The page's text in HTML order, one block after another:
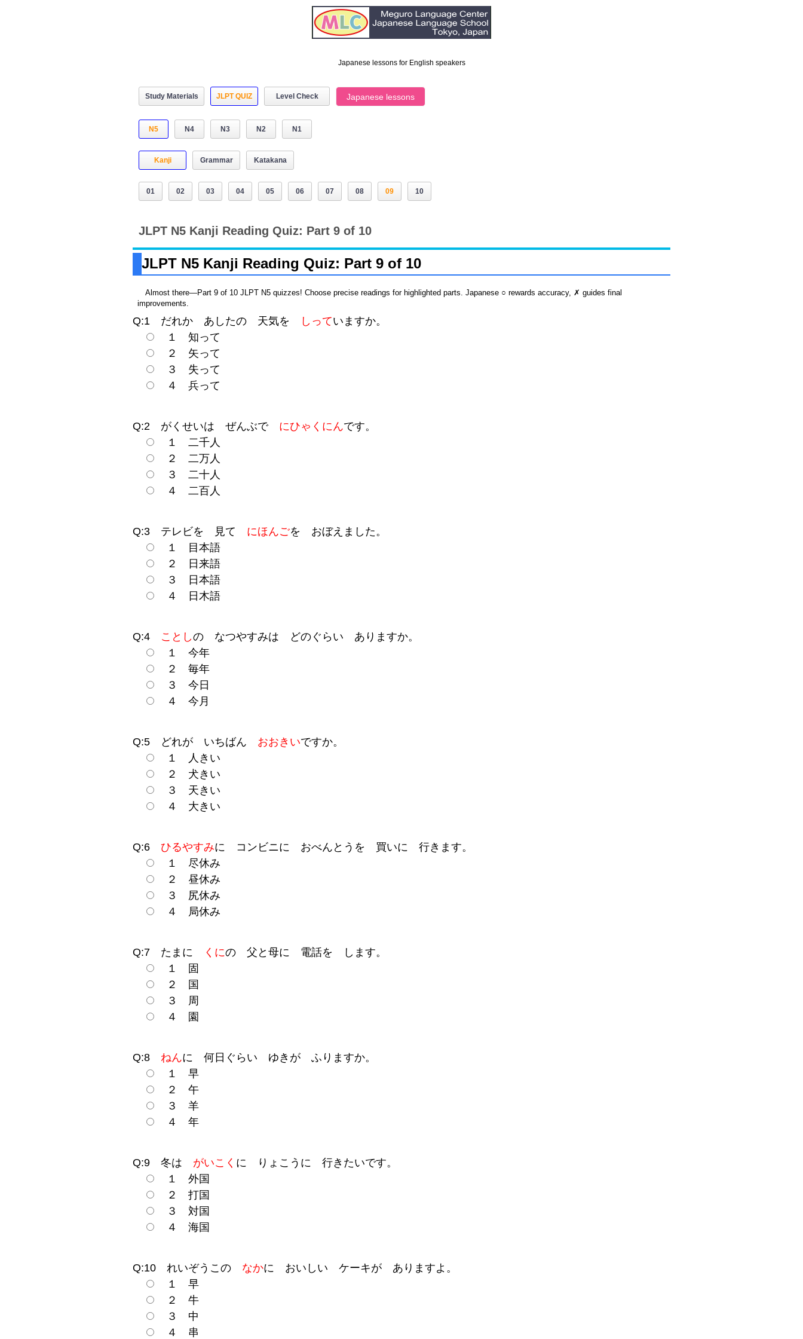
Japanese lessons for English speakers
Study Materials JLPT QUIZ Level Check Japanese lessons
N5 N4 N3 N2 N1
Kanji Grammar Katakana
01 02 03 04 05 06 07 08 09 10
JLPT N5 Kanji Reading Quiz: Part 9 of 10
JLPT N5 Kanji Reading Quiz: Part 9 of 10
Almost there—Part 9 of 10 JLPT N5 quizzes! Choose precise readings for highlighted parts. Japanese ○ rewards accuracy, ✗ guides final
improvements.
Q:1 だれか あしたの 天気を しっていますか。
１ 知って
２ 矢って
３ 失って
４ 兵って
Q:2 がくせいは ぜんぶで にひゃくにんです。
１ 二千人
２ 二万人
３ 二十人
４ 二百人
Q:3 テレビを 見て にほんごを おぼえました。
１ 目本語
２ 日来語
３ 日本語
４ 日木語
Q:4 ことしの なつやすみは どのぐらい ありますか。
１ 今年
２ 毎年
３ 今日
４ 今月
Q:5 どれが いちばん おおきいですか。
１ 人きい
２ 犬きい
３ 天きい
４ 大きい
Q:6 ひるやすみに コンビニに おべんとうを 買いに 行きます。
１ 尽休み
２ 昼休み
３ 尻休み
４ 局休み
Q:7 たまに くにの 父と母に 電話を します。
１ 固
２ 国
３ 周
４ 園
Q:8 ねんに 何日ぐらい ゆきが ふりますか。
１ 早
２ 午
３ 羊
４ 年
Q:9 冬は がいこく に りょこうに 行きたいです。
１ 外国
２ 打国
３ 対国
４ 海国
Q:10 れいぞうこの なかに おいしい ケーキが ありますよ。
１ 早
２ 牛
３ 中
４ 串